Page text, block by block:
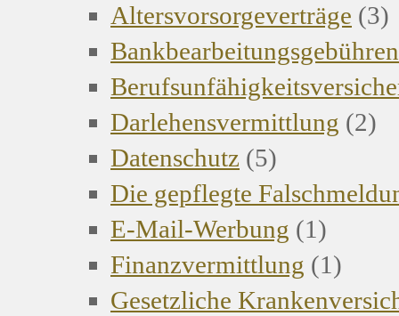
Altersvorsorgeverträge (3)
Bankbearbeitungsgebühren
Darlehensvermittlung (2)
Datenschutz (5)
Die gepflegte
E-Mail-Werbung (1)
Finanzvermittlung (1)
Gesetzliche